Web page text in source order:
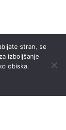
stran, se
izboljšanje
obiska.